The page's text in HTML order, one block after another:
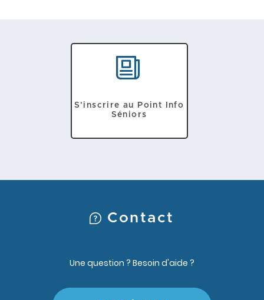
S'inscrire au Point Info
Séniors
Contact
Une question ? Besoin d'aide ?